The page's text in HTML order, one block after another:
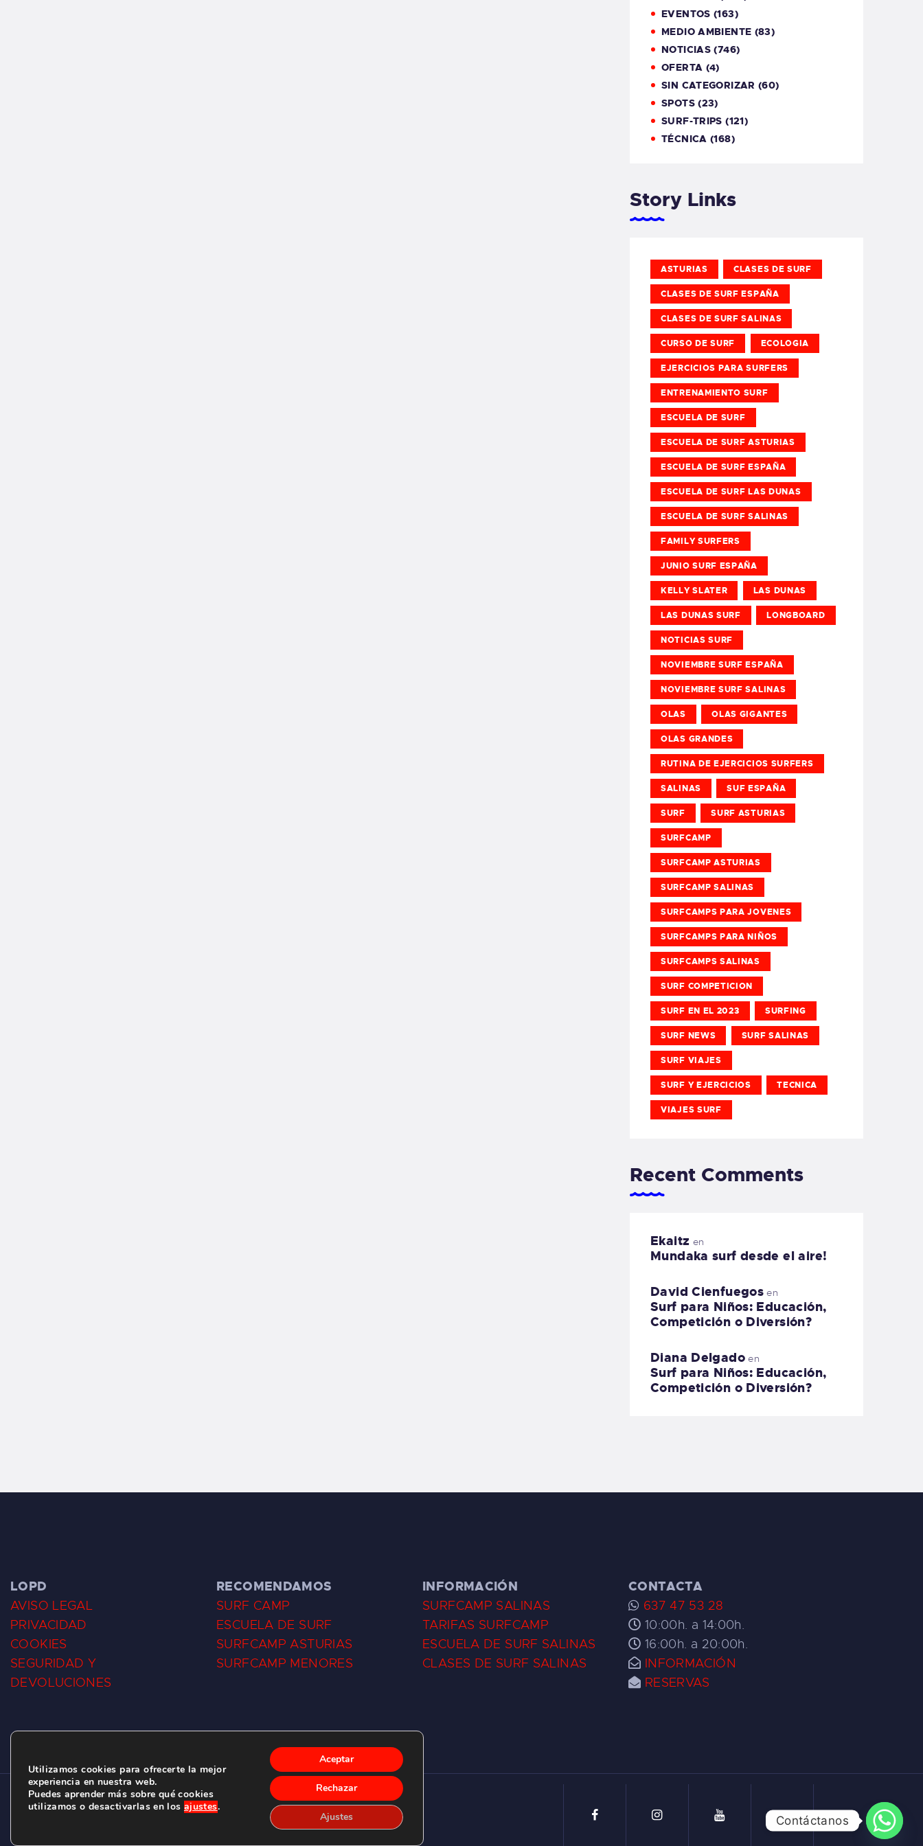
EVENTOS (163)
MEDIO AMBIENTE (83)
NOTICIAS (746)
OFERTA (4)
SIN CATEGORIZAR (60)
SPOTS(23)
SURF-TRIPS (121)
TÉCNICA (168)
Story Links
ASTURIAS CLASES DE SURF
CLASES DE SURF ESPAÑA
CLASES DE SURF SALINAS
CURSO DE SURF ECOLOGIA
EJERCICIOS PARA SURFERS
ENTRENAMIENTO SURF
ESCUELA DE SURF
ESCUELA DE SURF ASTURIAS
ESCUELA DE SURF ESPAÑA
ESCUELA DE SURF LAS DUNAS
ESCUELA DE SURF SALINAS
FAMILY SURFERS
JUNIO SURF ESPAÑA
KELLY SLATER LAS DUNAS
LAS DUNAS SURF LONGBOARD
NOTICIAS SURF
NOVIEMBRE SURF ESPAÑA
NOVIEMBRE SURF SALINAS
OLAS OLAS GIGANTES
OLAS GRANDES
RUTINA DE EJERCICIOS SURFERS
SALINAS SUF ESPAÑA
SURF SURF ASTURIAS
SURFCAMP
SURFCAMP ASTURIAS
SURFCAMP SALINAS
SURFCAMPS PARA JOVENES
SURFCAMPS PARA NIÑOS
SURFCAMPS SALINAS
SURF COMPETICION
SURF EN EL 2023 SURFING
SURF NEWS SURF SALINAS
SURF VIAJES
SURF Y EJERCICIOS TECNICA
VIAJES SURF
Recent Comments
Ekaitz en
Mundaka surf desde el aire!
David Cienfuegos en
Surf para Niños: Educación,
Competición o Diversión?
Diana Delgadoen
Surf para Niños: Educación,
Competición o Diversión?
LOPD
AVISO LEGAL
PRIVACIDAD
COOKIES
SEGURIDAD Y
DEVOLUCIONES
RECOMENDAMOS
SURF CAMP
ESCUELA DE SURF
SURFCAMP ASTURIAS
SURFCAMP MENORES
INFORMACIÓN
SURFCAMP SALINAS
TARIFAS SURFCAMP
ESCUELA DE SURF SALINAS
CLASES DE SURF SALINAS
CONTACTA
637 47 53 28
10:00h. a 14:00h.
16:00h. a 20:00h.
INFORMACIÓN
RESERVAS
CLUB DE SURF LAS DUNAS ©2026.
C/ BERNARDO ÁLVAREZ GALAN 1, SALINAS (ASTURIAS)
Utilizamos cookies para ofrecerte la mejor
experiencia en nuestra web.
Puedes aprender más sobre qué cookies
utilizamos o desactivarlas en los ajustes.
Aceptar
Rechazar
Ajustes Contáctanos